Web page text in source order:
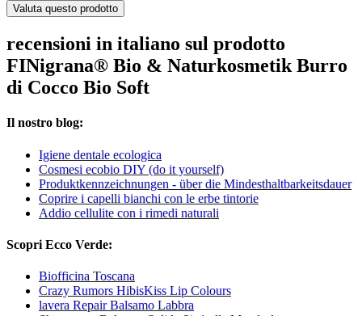
Valuta questo prodotto
recensioni in italiano sul prodotto
FINigrana® Bio & Naturkosmetik Burro
di Cocco Bio Soft
Il nostro blog:
Igiene dentale ecologica
Cosmesi ecobio DIY (do it yourself)
Produktkennzeichnungen - über die Mindesthaltbarkeitsdauer
Coprire i capelli bianchi con le erbe tintorie
Addio cellulite con i rimedi naturali
Scopri Ecco Verde:
Biofficina Toscana
Crazy Rumors HibisKiss Lip Colours
lavera Repair Balsamo Labbra